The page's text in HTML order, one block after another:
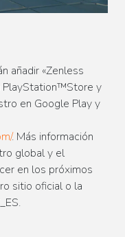
añadir «Zenless
PlayStation™Store y
en Google Play y
. Más información
global y el
en los próximos
sitio oficial o la